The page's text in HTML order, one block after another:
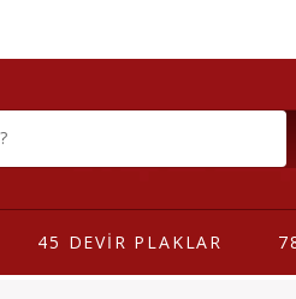
45 DEVİR PLAKLAR